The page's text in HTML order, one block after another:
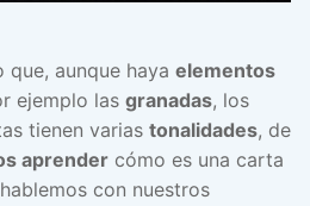
que, aunque haya elementos
ejemplo las granadas, los
tienen varias tonalidades, de
aprender cómo es una carta
con nuestros